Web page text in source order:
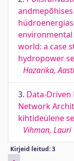
world: a case
hydropower
Hazarika,
3. Data-Driven
Network
kihtideülene
Vihman, Lauri
Kirjeid leitud: 3